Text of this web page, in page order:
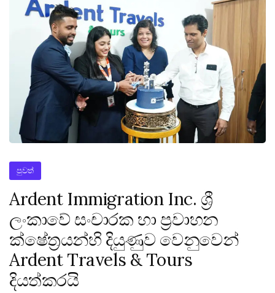
පුවත්
Ardent Immigration Inc. ශ්‍රී
ලංකාවේ සංචාරක හා ප්‍රවාහන
ක්ෂේත්‍රයන්හි දියුණුව වෙනුවෙන්
Ardent Travels & Tours
දියත්කරයි